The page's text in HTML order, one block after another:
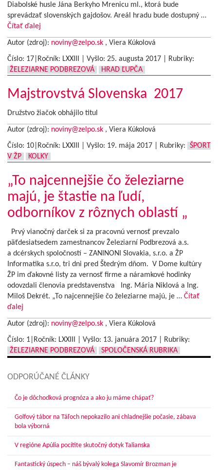
Diabolské husle Jána Berkyho Mrenicu ml., ktorá bude
sprevádzať slovenských gajdošov. Areál hradu bude dostupný …
Čítať ďalej
Autor (zdroj): noviny@zelpo.sk , Viera Kúkolová
Číslo: 17|Ročník: LXXIII | Vyšlo: 25. augusta 2017
Rubriky:
ŽELEZIARNE PODBREZOVÁ
HRAD ĽUPČA
Majstrovstvá Slovenska 2017
Družstvo žiačok obhájilo titul
Autor (zdroj): noviny@zelpo.sk , Viera Kúkolová
Číslo: 10|Ročník: LXXIII | Vyšlo: 19. mája 2017 Rubriky:
ŠPORT
V ŽP
KOLKY
„To najcennejšie čo železiarne
majú, je štastie na ľudí,
odborníkov z rôznych oblastí „
Prvý vianočný darček si za pracovnú vernosť prevzalo
päťdesiatsedem zamestnancov Železiarní Podbrezová a.s.
a dcérskych spoločností – ZANINONI Slovakia, s.r.o. a ŽP
Informatika s.r.o, tri dni pred Štedrým dňom. V Dome kultúry
ŽP im ďakovné listy za vernosť firme a náramkové hodinky
odovzdali členovia predstavenstva Ing. Mária Niklová a Ing.
Miloš Dekrét. „To najcennejšie čo železiarne majú, je … Čítať
ďalej
Autor (zdroj): noviny@zelpo.sk , Viera Kúkolová
Číslo: 1|Ročník: LXXIII | Vyšlo: 13. januára 2017
Rubriky:
ŽELEZIARNE PODBREZOVÁ
SPOLOČENSKÁ RUBRIKA
ODPORÚČANÉ ČLÁNKY
Čo je dôchodková prognóza a ako ju máme chápať?
Golfový tábor na Táľoch nepokazilo ani chladnejšie počasie, zábava
bola výborná
V regióne Apúlia pocítite skutočný dotyk Talianska
Fantastický úspech – náš bývalý kolega Slavomír Brozman je